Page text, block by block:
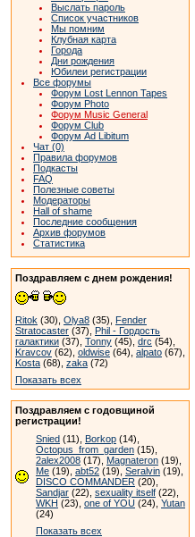
Выслать пароль
Список участников
Мы помним
Клубная карта
Города
Дни рождения
Юбилеи регистрации
Все форумы
Форум Lost Lennon Tapes
Форум Photo
Форум Music General
Форум Club
Форум Ad Libitum
Чат (0)
Правила форумов
Подкасты
FAQ
Полезные советы
Модераторы
Hall of shame
Последние сообщения
Архив форумов
Статистика
Поздравляем с днем рождения!
Ritok (30), Olya8 (35), Fender
Stratocaster (37), Phil - Гордость
галактики (37), Tonny (45), drc (54),
Kravcov (62), oldwise (64), alpato (67),
Kosta (68), zaka (72)
Показать всех
Поздравляем с годовщиной
регистрации!
Snied (11), Borkop (14),
Octopus_from_garden (15),
2alex2008 (17), Magnateron (19),
Me (19), abt52 (19), Seralvin (19),
DISCO COMMANDER (20),
Sandjar (22), sexuality itself (22),
WKH (23), one of YOU (24), Yutan
(24)
Показать всех